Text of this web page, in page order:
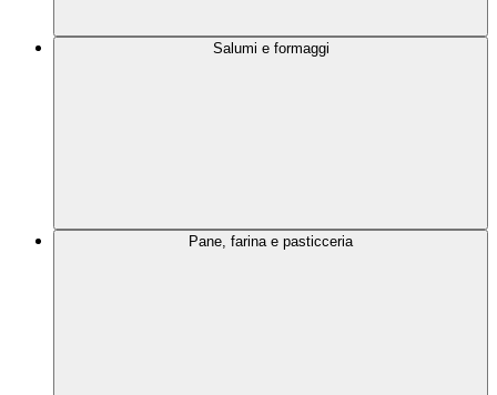
Salumi e formaggi
Pane, farina e pasticceria